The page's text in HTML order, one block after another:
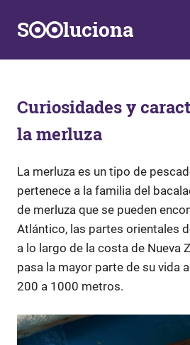
S luciona
y
Soluciones
a
la
vida
diaria
Curiosidades y
la merluza
La merluza es un tipo de
pertenece a la familia del
de merluza que se pueden
Atlántico, las partes orientales
a lo largo de la costa de Nueva
pasa la mayor parte de su vida
200 a 1000 metros.